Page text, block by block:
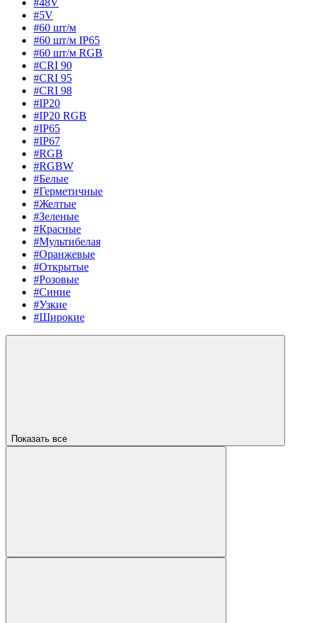
#48V
#5V
#60 шт/м
#60 шт/м IP65
#60 шт/м RGB
#CRI 90
#CRI 95
#CRI 98
#IP20
#IP20 RGB
#IP65
#IP67
#RGB
#RGBW
#Белые
#Герметичные
#Желтые
#Зеленые
#Красные
#Мультибелая
#Оранжевые
#Открытые
#Розовые
#Синие
#Узкие
#Широкие
Показать все